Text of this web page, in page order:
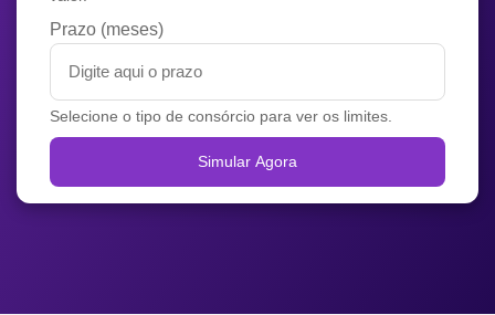
Prazo (meses)
Selecione o tipo de consórcio para ver os limites.
Simular Agora